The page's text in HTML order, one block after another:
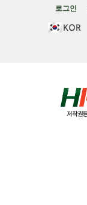
로그인